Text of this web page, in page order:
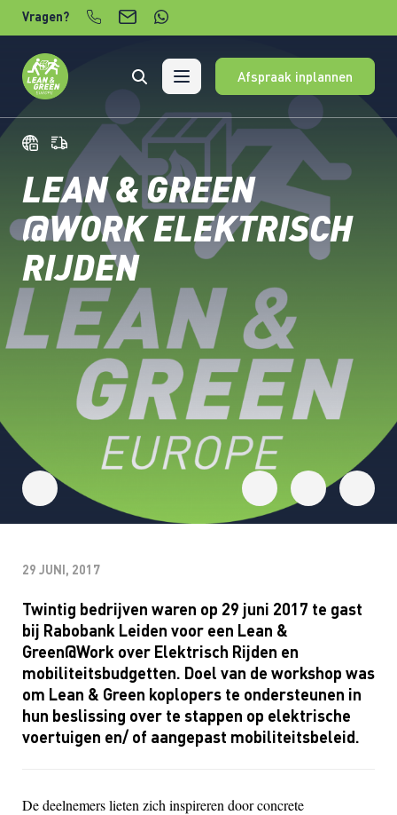
Verder naar content
Vragen?
Afspraak inplannen
LEAN & GREEN
@WORK ELEKTRISCH
RIJDEN
29 JUNI, 2017
Twintig bedrijven waren op 29 juni 2017 te gast
bij Rabobank Leiden voor een Lean &
Green@Work over Elektrisch Rijden en
mobiliteitsbudgetten. Doel van de workshop was
om Lean & Green koplopers te ondersteunen in
hun beslissing over te stappen op elektrische
voertuigen en/ of aangepast mobiliteitsbeleid.
De deelnemers lieten zich inspireren door concrete